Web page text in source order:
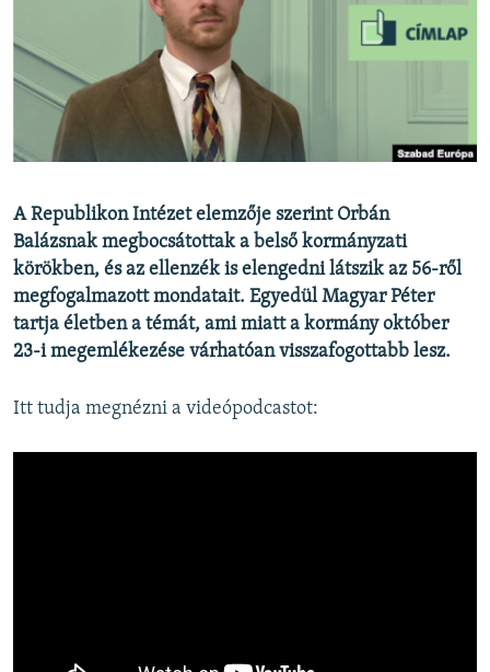
VILÁG
KLÍMAVÁLTOZÁS
A MÚLT TANULSÁGAI
KÖVESSEN MINKET!
Valamennyi RFE/RL weboldal
A Republikon Intézet elemzője szerint Orbán
Balázsnak megbocsátottak a belső kormányzati
körökben, és az ellenzék is elengedni látszik az 56-ről
megfogalmazott mondatait. Egyedül Magyar Péter
tartja életben a témát, ami miatt a kormány október
23-i megemlékezése várhatóan visszafogottabb lesz.
Itt tudja megnézni a videópodcastot: